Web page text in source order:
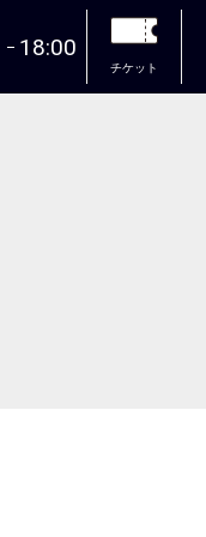
18:00
チケット